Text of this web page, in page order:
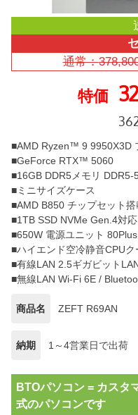
通常：
特価
■AMD Ryzen™ 9 9950X3D
■GeForce RTX™ 5060
■16GB DDR5メモリ DDR5-
■ミニサイズケース
■AMD B850 チップセット搭
■1TB SSD NVMe Gen.4対
■650W 電源ユニット
■ハイエンド空冷静音CPU
■有線LAN 2.5ギガビット
■無線LAN Wi-Fi 6E /
商品名 ZEFT R69AN
納期 1～4営業日で出荷
BTOパソコン = カスタ
式のパソコンです